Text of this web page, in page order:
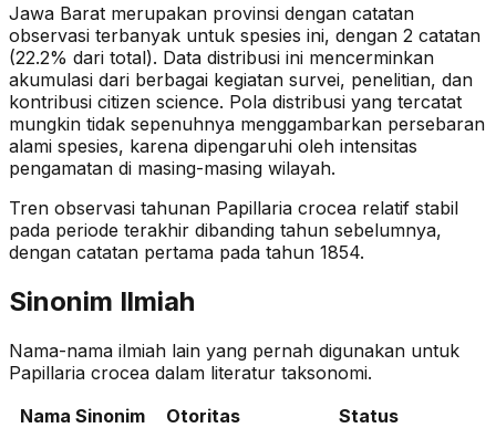
Jawa Barat merupakan provinsi dengan catatan
observasi terbanyak untuk spesies ini, dengan 2 catatan
(22.2% dari total). Data distribusi ini mencerminkan
akumulasi dari berbagai kegiatan survei, penelitian, dan
kontribusi citizen science. Pola distribusi yang tercatat
mungkin tidak sepenuhnya menggambarkan persebaran
alami spesies, karena dipengaruhi oleh intensitas
pengamatan di masing-masing wilayah.
Tren observasi tahunan Papillaria crocea relatif stabil
pada periode terakhir dibanding tahun sebelumnya,
dengan catatan pertama pada tahun 1854.
Sinonim Ilmiah
Nama-nama ilmiah lain yang pernah digunakan untuk
Papillaria crocea dalam literatur taksonomi.
Nama Sinonim
Otoritas
Status